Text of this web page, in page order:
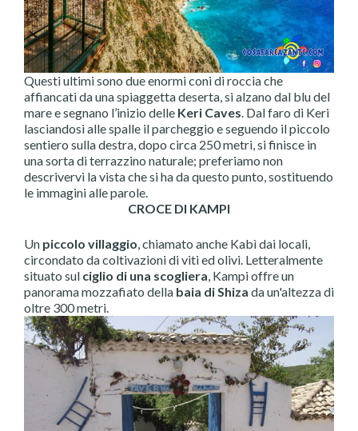
Questi ultimi sono due enormi coni di roccia che
affiancati da una spiaggetta deserta, si alzano dal blu del
mare e segnano l’inizio delle Keri Caves. Dal faro di Keri
lasciandosi alle spalle il parcheggio e seguendo il piccolo
sentiero sulla destra, dopo circa 250 metri, si finisce in
una sorta di terrazzino naturale; preferiamo non
descrivervi la vista che si ha da questo punto, sostituendo
le immagini alle parole.
CROCE DI KAMPI
Un piccolo villaggio, chiamato anche Kabì dai locali,
circondato da coltivazioni di viti ed olivi. Letteralmente
situato sul ciglio di una scogliera, Kampi offre un
panorama mozzafiato della baia di Shiza da un'altezza di
oltre 300 metri.